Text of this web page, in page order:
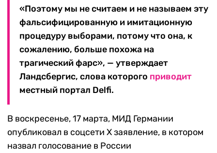
«Поэтому мы не считаем и не называем эту
фальсифицированную и имитационную
процедуру выборами, потому что она, к
сожалению, больше похожа на
трагический фарс», — утверждает
Ландсбергис, слова которого приводит
местный портал Delfi.
В воскресенье, 17 марта, МИД Германии
опубликовал в соцсети X заявление, в котором
назвал голосование в России